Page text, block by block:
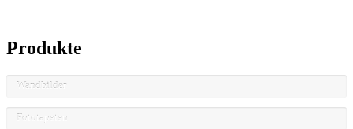
Produkte
Wandbilder
Fototapeten